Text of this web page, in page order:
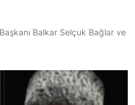
Balkar Selçuk Bağlar ve